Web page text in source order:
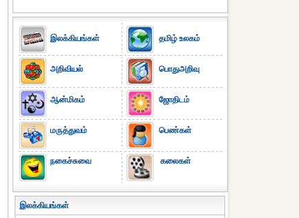
இலக்கியங்கள்
அறிவியல்
ஆன்மிகம்
மருத்துவம்
நகைச்சுவை
தமிழ் உலகம்
பொதுஅறிவு
ஜோதிடம்
பெண்கள்
கலைகள்
இலக்கியங்கள்